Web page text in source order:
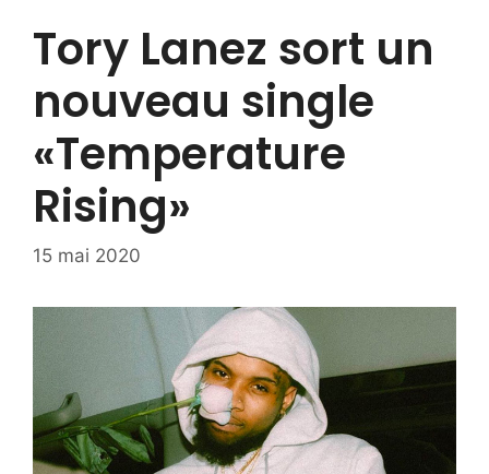
Tory Lanez sort un
nouveau single
«Temperature
Rising»
15 mai 2020